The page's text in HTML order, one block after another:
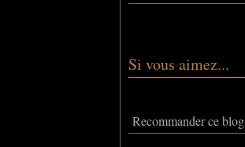
Si vous aimez...
Recommander ce blog